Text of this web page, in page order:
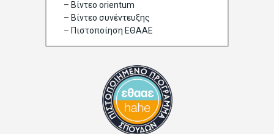
– Βίντεο orientum
– Bίντεο συνέντευξης
– Πιστοποίηση ΕΘΑΑΕ